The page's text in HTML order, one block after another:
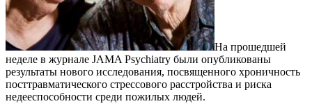
На прошедшей
неделе в журнале JAMA Psychiatry были опубликованы
результаты нового исследования, посвященного хроничность
посттравматического стрессового расстройства и риска
недееспособности среди пожилых людей.